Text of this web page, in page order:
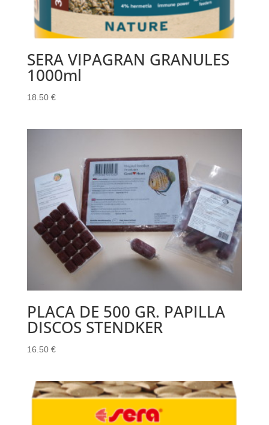
SERA VIPAGRAN GRANULES
1000ml
18.50 €
PLACA DE 500 GR. PAPILLA
DISCOS STENDKER
16.50 €